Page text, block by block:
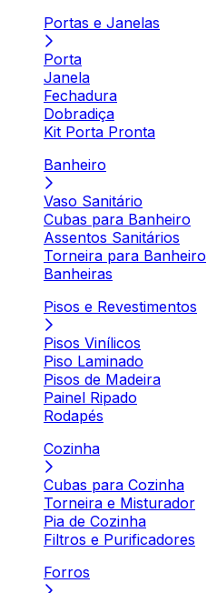
Portas e Janelas
Porta
Janela
Fechadura
Dobradiça
Kit Porta Pronta
Banheiro
Vaso Sanitário
Cubas para Banheiro
Assentos Sanitários
Torneira para Banheiro
Banheiras
Pisos e Revestimentos
Pisos Vinílicos
Piso Laminado
Pisos de Madeira
Painel Ripado
Rodapés
Cozinha
Cubas para Cozinha
Torneira e Misturador
Pia de Cozinha
Filtros e Purificadores
Forros